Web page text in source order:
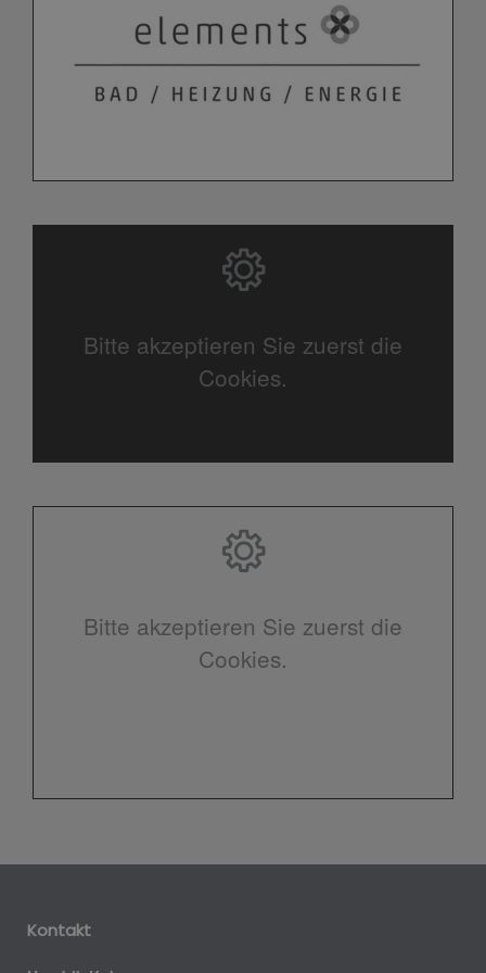
Bitte akzeptieren Sie zuerst die
Cookies.
Bitte akzeptieren Sie zuerst die
Cookies.
Kontakt